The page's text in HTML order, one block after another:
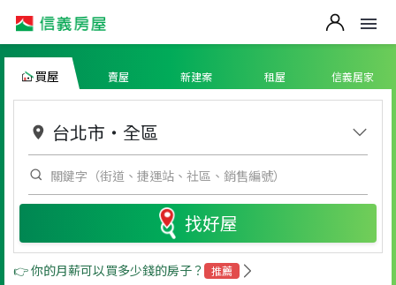
買屋 賣屋 新建案 租屋 信義居家
台北市 ・ 全區
找好屋
👉 你的月薪可以買多少錢的房子？ 推薦